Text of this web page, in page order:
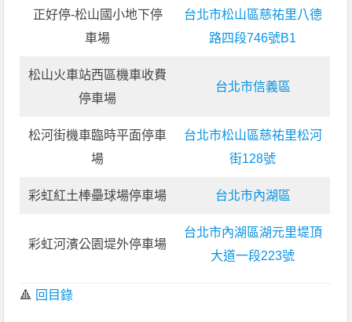
正好停-松山國小地下停
車場
台北市松山區慈祐里八德
路四段746號B1
松山火車站西區機車收費
停車場
台北市信義區
松河街機車臨時平面停車
場
台北市松山區慈祐里松河
街128號
彩虹紅土棒壘球場停車場 台北市內湖區
彩虹河濱公園堤外停車場
台北市內湖區湖元里堤頂
大道一段223號
🔺 回目錄